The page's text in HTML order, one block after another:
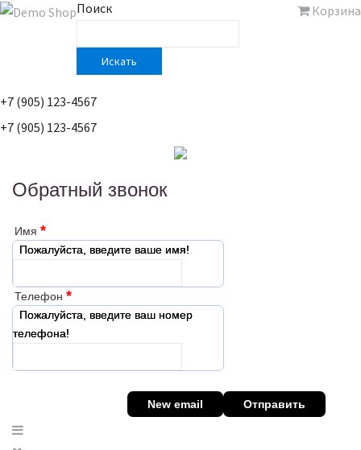
Корзина
Поиск
Искать
+7 (905) 123-4567
+7 (905) 123-4567
Обратный звонок
Имя *
Пожалуйста, введите ваше имя!
Телефон *
Пожалуйста, введите ваш номер
телефона!